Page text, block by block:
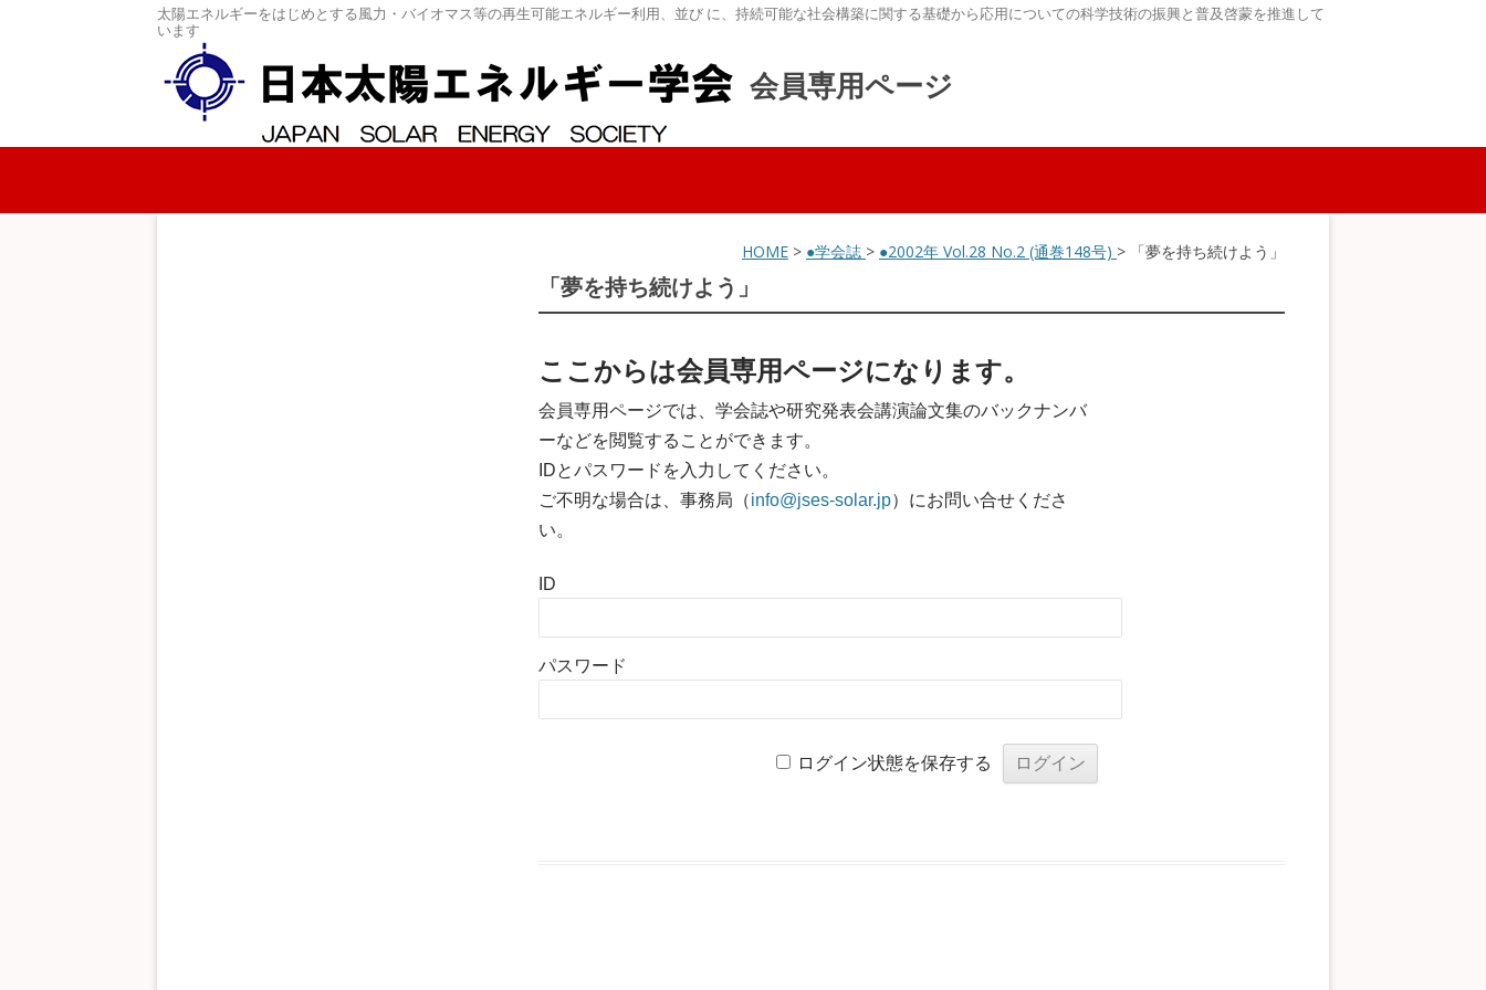
太陽エネルギーをはじめとする風力・バイオマス等の再生可能エネルギー利用、並び に、持続可能な社会構築に関する基礎から応用についての科学技術の振興と普及啓蒙を推進して
います
会員専用ページ
コンテンツへスキップ
HOME > ●学会誌 > ●2002年 Vol.28 No.2 (通巻148号) > 「夢を持ち続けよう」
「夢を持ち続けよう」
ここからは会員専用ページになります。
会員専用ページでは、学会誌や研究発表会講演論文集のバックナンバ
ーなどを閲覧することができます。
IDとパスワードを入力してください。
ご不明な場合は、事務局（info@jses-solar.jp）にお問い合せくださ
い。
ID
パスワード
ログイン状態を保存する